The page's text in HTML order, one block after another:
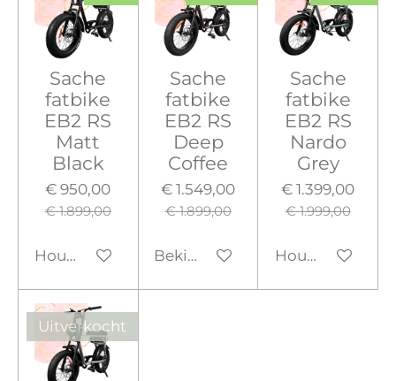
Sache
fatbike
EB2 RS
Matt
Black
€ 950,00
€ 1.899,00
Houd mij op de hoogte
Sache
fatbike
EB2 RS
Deep
Coffee
€ 1.549,00
€ 1.899,00
Bekijk details
Sache
fatbike
EB2 RS
Nardo
Grey
€ 1.399,00
€ 1.999,00
Houd mij op
Uitverkocht